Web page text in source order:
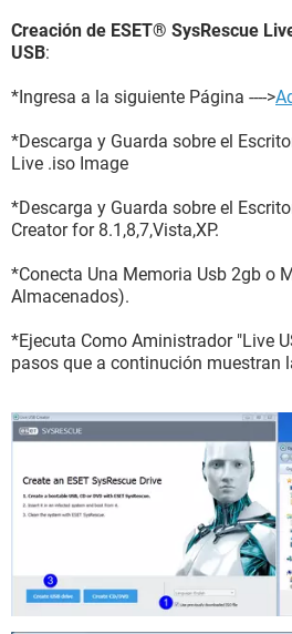
Creación de ESET® SysRescue
USB:
*Ingresa a la siguiente Página ---->
*Descarga y Guarda sobre el
Live .iso Image
*Descarga y Guarda sobre el
Creator for 8.1,8,7,Vista,XP.
*Conecta Una Memoria Usb 2gb o
Almacenados).
*Ejecuta Como Aministrador "Live
pasos que a continución muestran